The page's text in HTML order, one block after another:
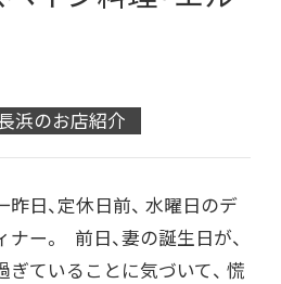
浜のお店紹介
昨日、定休日前、 水曜日のデ
ナー。 前日、妻の誕生日が、
ぎていることに気づいて、 慌